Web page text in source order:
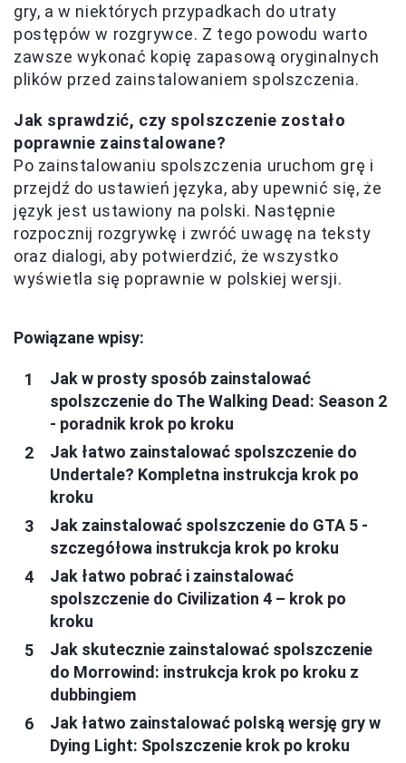
gry, a w niektórych przypadkach do utraty
postępów w rozgrywce. Z tego powodu warto
zawsze wykonać kopię zapasową oryginalnych
plików przed zainstalowaniem spolszczenia.
Jak sprawdzić, czy spolszczenie zostało
poprawnie zainstalowane?
Po zainstalowaniu spolszczenia uruchom grę i
przejdź do ustawień języka, aby upewnić się, że
język jest ustawiony na polski. Następnie
rozpocznij rozgrywkę i zwróć uwagę na teksty
oraz dialogi, aby potwierdzić, że wszystko
wyświetla się poprawnie w polskiej wersji.
Powiązane wpisy:
Jak w prosty sposób zainstalować
spolszczenie do The Walking Dead: Season 2
- poradnik krok po kroku
Jak łatwo zainstalować spolszczenie do
Undertale? Kompletna instrukcja krok po
kroku
Jak zainstalować spolszczenie do GTA 5 -
szczegółowa instrukcja krok po kroku
Jak łatwo pobrać i zainstalować
spolszczenie do Civilization 4 – krok po
kroku
Jak skutecznie zainstalować spolszczenie
do Morrowind: instrukcja krok po kroku z
dubbingiem
Jak łatwo zainstalować polską wersję gry w
Dying Light: Spolszczenie krok po kroku